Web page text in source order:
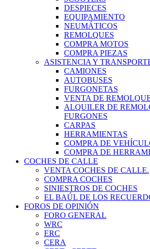
DESPIECES
EQUIPAMIENTO
NEUMÁTICOS
REMOLQUES
COMPRA MOTOS
COMPRA PIEZAS
ASISTENCIA Y
CAMIONES
AUTOBUSES
FURGONETAS
VENTA DE
ALQUILER DE
FURGONES
CARPAS
HERRAMIENTAS
COMPRA DE
COMPRA DE
COCHES DE CALLE
VENTA COCHES DE CALLE.
COMPRA COCHES
SINIESTROS DE COCHES
EL BAÚL DE LOS
FOROS DE OPINIÓN
FORO GENERAL
WRC
ERC
CERA